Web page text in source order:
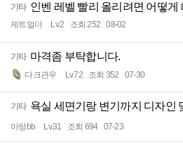
기타 인벤 레벨 빨리 올리려면 어떻게
제트멀더 Lv.2 조회 252 08-02
기타 마격좀 부탁합니다.
다크관우 Lv.72 조회 352 07-30
기타 욕실 세면기랑 변기까지 디자인
아랑bb Lv.31 조회 694 07-23